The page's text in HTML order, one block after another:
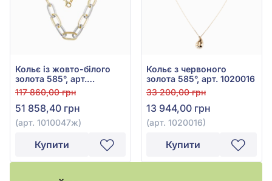
Кольє із жовто-білого
золота 585°, арт.
1010047ж
117 860,00 грн
51 858,40 грн
(арт. 1010047ж)
Купити
Кольє з червоного
золота 585°, арт. 1020016
33 200,00 грн
13 944,00 грн
(арт. 1020016)
Купити